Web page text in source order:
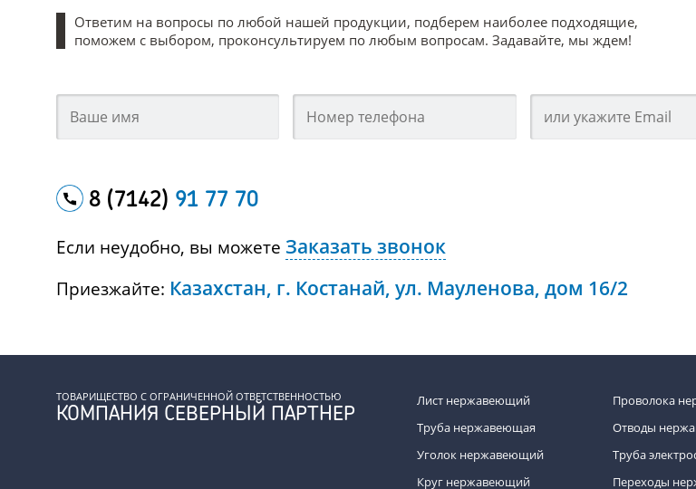
Ответим на вопросы по любой нашей продукции, подберем наиболее подходящие,
поможем с выбором, проконсультируем по любым вопросам. Задавайте, мы ждем!
8 (7142) 91 77 70
Если неудобно, вы можете Заказать звонок
Приезжайте: Казахстан, г. Костанай, ул. Мауленова, дом 16/2
ТОВАРИЩЕСТВО С ОГРАНИЧЕННОЙ ОТВЕТСТВЕННОСТЬЮ
КОМПАНИЯ СЕВЕРНЫЙ ПАРТНЕР
Лист нержавеющий
Труба нержавеющая
Уголок нержавеющий
Круг нержавеющий
Проволока
Отводы
Труба
Переходы